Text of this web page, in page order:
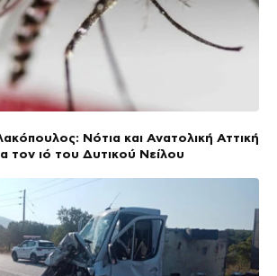
Νότια και Ανατολική Αττική
τον ιό του Δυτικού Νείλου